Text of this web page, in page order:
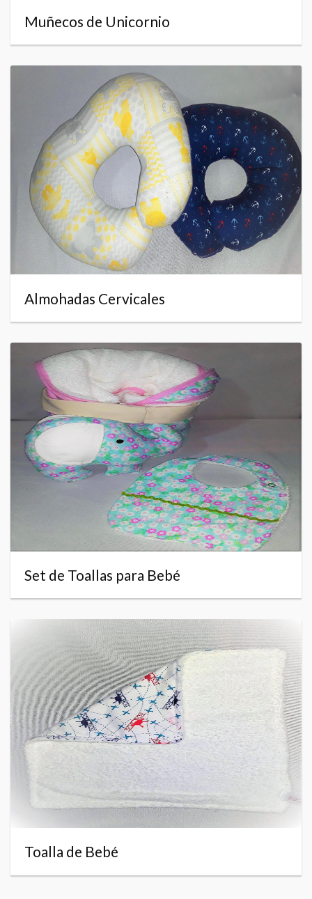
Muñecos de Unicornio
Almohadas Cervicales
Set de Toallas para Bebé
Toalla de Bebé